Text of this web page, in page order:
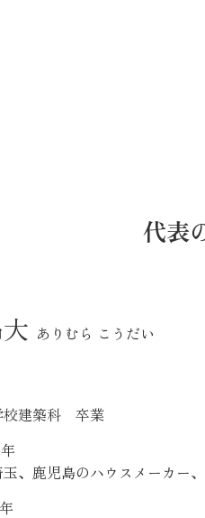
代表
ありむら こうだい
校建築科 卒業
、鹿児島のハウスメーカー